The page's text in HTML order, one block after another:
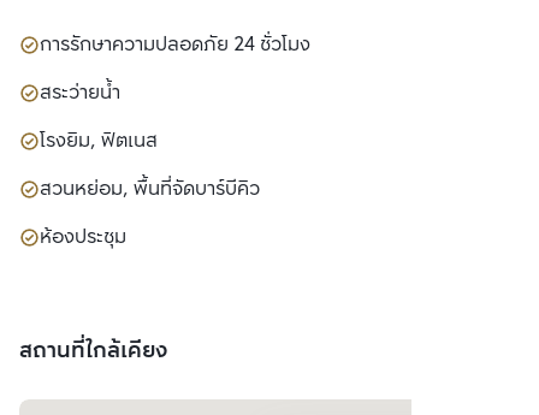
การรักษาความปลอดภัย 24 ชั่วโมง
สระว่ายน้ำ
โรงยิม, ฟิตเนส
สวนหย่อม, พื้นที่จัดบาร์บีคิว
ห้องประชุม
สถานที่ใกล้เคียง